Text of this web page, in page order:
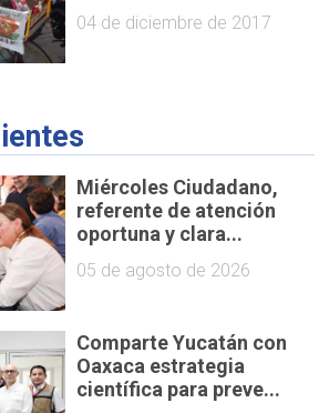
04 de diciembre de 2017
Miércoles Ciudadano,
referente de atención
oportuna y clara...
05 de agosto de 2026
Comparte Yucatán con
Oaxaca estrategia
científica para preve...